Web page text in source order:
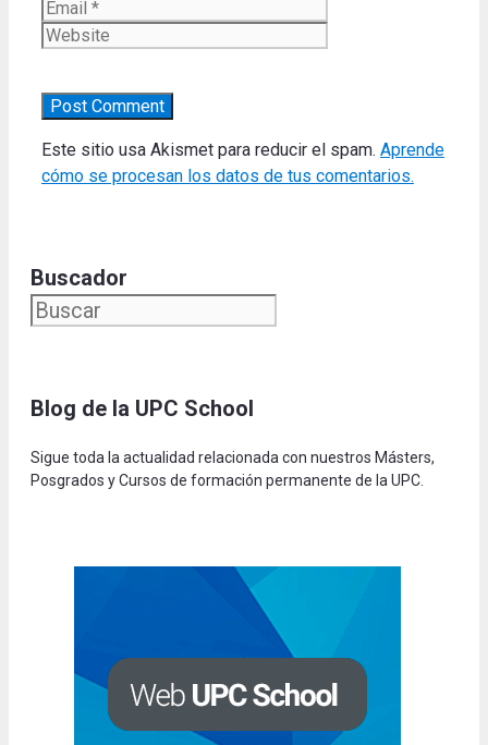
Este sitio usa Akismet para reducir el spam. Aprende
cómo se procesan los datos de tus comentarios.
Buscador
Blog de la UPC School
Sigue toda la actualidad relacionada con nuestros Másters,
Posgrados y Cursos de formación permanente de la UPC.